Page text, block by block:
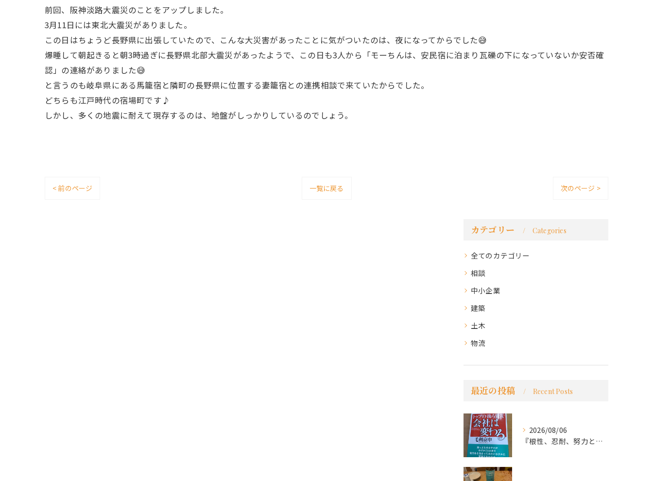
前回、阪神淡路大震災のことをアップしました。
3月11日には東北大震災がありました。
この日はちょうど長野県に出張していたので、こんな大災害があったことに気がついたのは、夜になってからでした😅
爆睡して朝起きると朝3時過ぎに長野県北部大震災があったようで、この日も3人から「モーちんは、安民宿に泊まり瓦礫の下になっていないか安否確
認」の連絡がありました😅
と言うのも岐阜県にある馬籠宿と隣町の長野県に位置する妻籠宿との連携相談で来ていたからでした。
どちらも江戸時代の宿場町です♪
しかし、多くの地震に耐えて現存するのは、地盤がしっかりしているのでしょう。
< 前のページ 一覧に戻る 次のページ >
カテゴリー Categories
全てのカテゴリー
相談
中小企業
建築
土木
物流
最近の投稿 Recent Posts
2026/08/06
『根性、忍耐、努力という言葉は死語なのか』